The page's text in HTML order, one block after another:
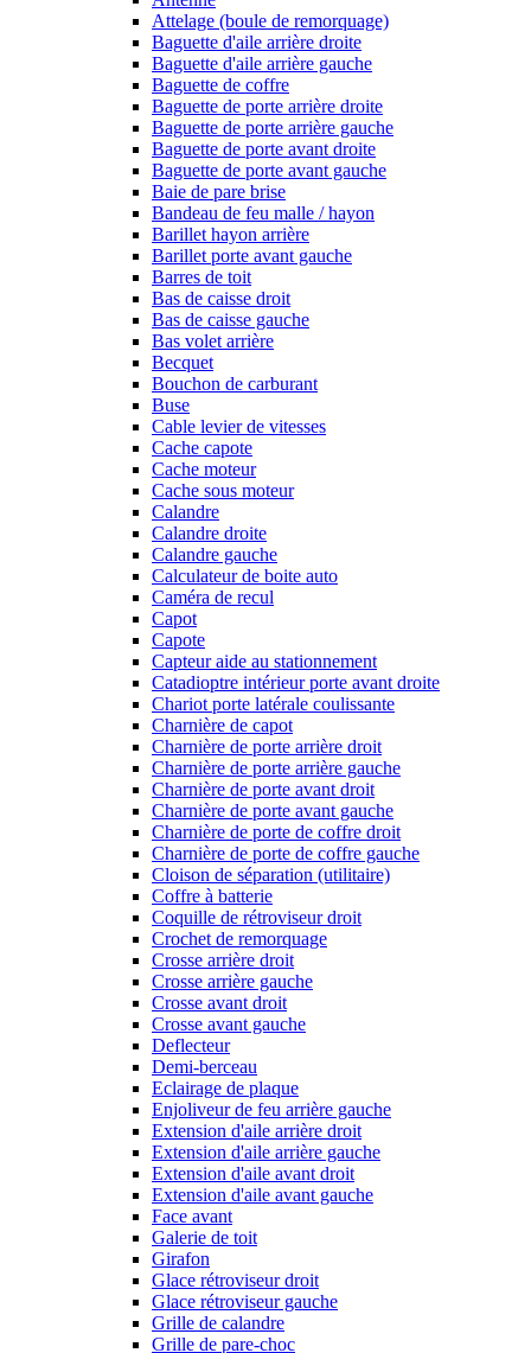
Attelage (boule de remorquage)
Baguette d'aile arrière droite
Baguette d'aile arrière gauche
Baguette de coffre
Baguette de porte arrière droite
Baguette de porte arrière gauche
Baguette de porte avant droite
Baguette de porte avant gauche
Baie de pare brise
Bandeau de feu malle / hayon
Barillet hayon arrière
Barillet porte avant gauche
Barres de toit
Bas de caisse droit
Bas de caisse gauche
Bas volet arrière
Becquet
Bouchon de carburant
Buse
Cable levier de vitesses
Cache capote
Cache moteur
Cache sous moteur
Calandre
Calandre droite
Calandre gauche
Calculateur de boite auto
Caméra de recul
Capot
Capote
Capteur aide au stationnement
Catadioptre intérieur porte avant droite
Chariot porte latérale coulissante
Charnière de capot
Charnière de porte arrière droit
Charnière de porte arrière gauche
Charnière de porte avant droit
Charnière de porte avant gauche
Charnière de porte de coffre droit
Charnière de porte de coffre gauche
Cloison de séparation (utilitaire)
Coffre à batterie
Coquille de rétroviseur droit
Crochet de remorquage
Crosse arrière droit
Crosse arrière gauche
Crosse avant droit
Crosse avant gauche
Deflecteur
Demi-berceau
Eclairage de plaque
Enjoliveur de feu arrière gauche
Extension d'aile arrière droit
Extension d'aile arrière gauche
Extension d'aile avant droit
Extension d'aile avant gauche
Face avant
Galerie de toit
Girafon
Glace rétroviseur droit
Glace rétroviseur gauche
Grille de calandre
Grille de pare-choc